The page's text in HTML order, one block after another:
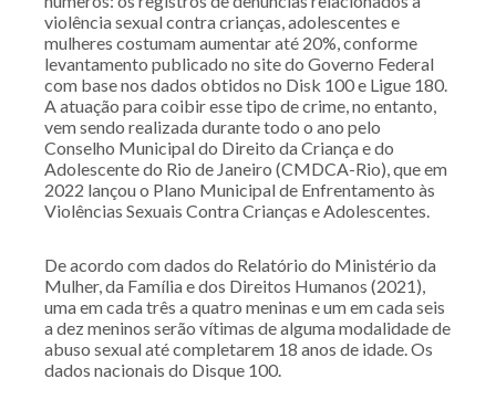
violência sexual contra crianças, adolescentes e
mulheres costumam aumentar até 20%, conforme
levantamento publicado no site do Governo Federal
com base nos dados obtidos no Disk 100 e Ligue 180.
A atuação para coibir esse tipo de crime, no entanto,
vem sendo realizada durante todo o ano pelo
Conselho Municipal do Direito da Criança e do
Adolescente do Rio de Janeiro (CMDCA-Rio), que em
2022 lançou o Plano Municipal de Enfrentamento às
Violências Sexuais Contra Crianças e Adolescentes.
De acordo com dados do Relatório do Ministério da
Mulher, da Família e dos Direitos Humanos (2021),
uma em cada três a quatro meninas e um em cada seis
a dez meninos serão vítimas de alguma modalidade de
abuso sexual até completarem 18 anos de idade. Os
dados nacionais do Disque 100.